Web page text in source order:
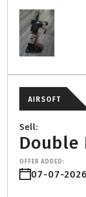
AIRSOFT
Sell:
Double
OFFER ADDED:
07-07-2026